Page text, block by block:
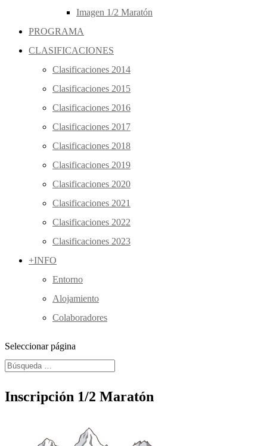
Imagen 1/2 Maratón
PROGRAMA
CLASIFICACIONES
Clasificaciones 2014
Clasificaciones 2015
Clasificaciones 2016
Clasificaciones 2017
Clasificaciones 2018
Clasificaciones 2019
Clasificaciones 2020
Clasificaciones 2021
Clasificaciones 2022
Clasificaciones 2023
+INFO
Entorno
Alojamiento
Colaboradores
Seleccionar página
Inscripción 1/2 Maratón